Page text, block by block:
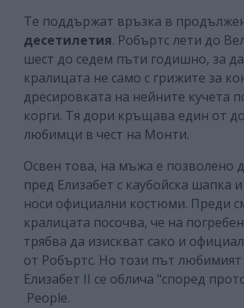
Те поддържат връзка в
десетилетия. Робъртс лети до
шест до седем пъти годишно, за
кралицата не само с грижите за
дресировката на нейните кучета
корги. Тя дори кръщава един от
любимци в чест на Монти.
Освен това, на мъжа е позволено
пред Елизабет с каубойска шапка
носи официални костюми. Преди
кралицата посочва, че на
трябва да изискват сако и
от Робъртс. Но този път любимият
Елизабет ІІ се облича "според
People.